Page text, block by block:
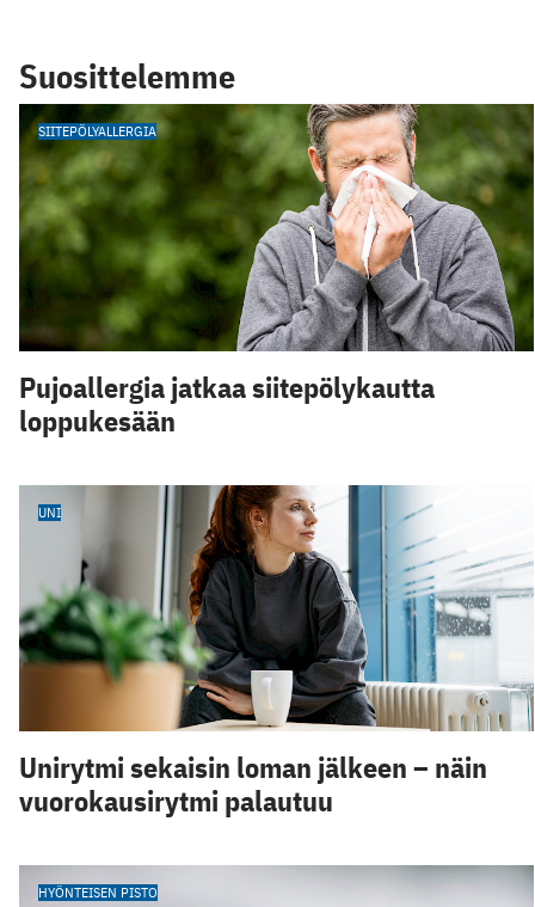
Suosittelemme
SIITEPÖLYALLERGIA
Pujoallergia jatkaa siitepölykautta
loppukesään
UNI
Unirytmi sekaisin loman jälkeen – näin
vuorokausirytmi palautuu
HYÖNTEISEN PISTO